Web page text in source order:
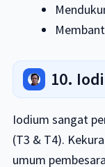
10.
Iodium sangat
(T3 & T4).
umum